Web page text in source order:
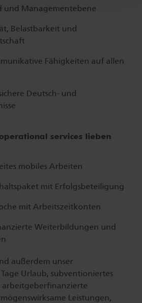
und Managementebene
Belastbarkeit und
Fähigkeiten auf allen
Deutsch- und
services lieben
mobiles Arbeiten
mit Erfolgsbeteiligung
mit Arbeitszeitkonten
Weiterbildungen und
außerdem unser
Urlaub, subventioniertes
arbeitgeberfinanzierte
Leistungen,